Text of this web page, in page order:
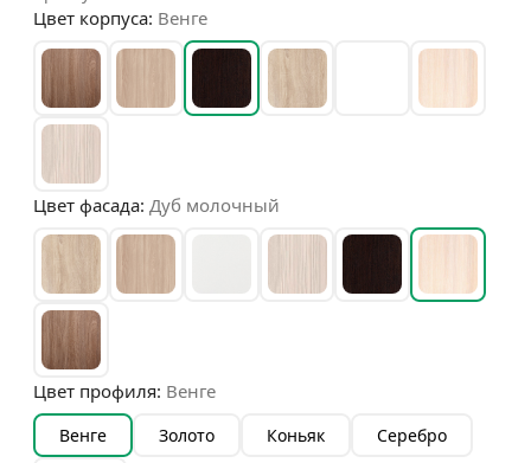
Цвет корпуса: Венге
Цвет фасада: Дуб молочный
Цвет профиля: Венге
Венге Золото Коньяк
Серебро